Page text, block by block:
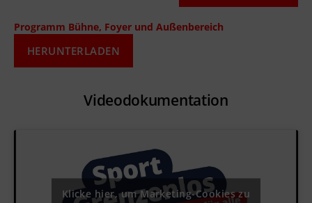
Programm Bühne, Foyer und Außenbereich
HERUNTERLADEN
Videodokumentation
Klicke hier, um Marketing-Cookies zu